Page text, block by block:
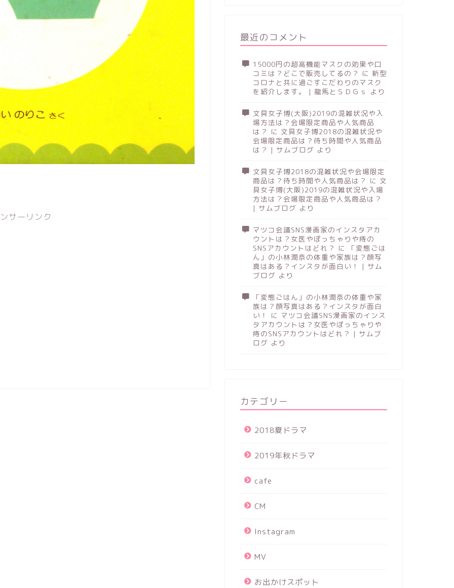
サーリンク
最近のコメント
15000円の超高機能マスクの効果や口
コミは？どこで販売してるの？ に 新型
コロナと共に過ごすこだわりのマスク
を紹介します。 | 龍馬とＳＤＧｓ
より
文具女子博(大阪)2019の混雑状況や入
場方法は？会場限定商品や人気商品
は？ に 文具女子博2018の混雑状況や
会場限定商品は？待ち時間や人気商品
は？ | サムブログ より
文具女子博2018の混雑状況や会場限定
商品は？待ち時間や人気商品は？ に 文
具女子博(大阪)2019の混雑状況や入場
方法は？会場限定商品や人気商品は？
| サムブログ より
マツコ会議SNS漫画家のインスタアカ
ウントは？女医やぽっちゃりや痔の
SNSアカウントはどれ？ に
「変態ごは
ん」の小林潤奈の体重や家族は？顔写
真はある？インスタが面白い！ | サム
ブログ より
「変態ごはん」の小林潤奈の体重や家
族は？顔写真はある？インスタが面白
い！
に マツコ会議SNS漫画家のインス
タアカウントは？女医やぽっちゃりや
痔のSNSアカウントはどれ？ | サムブ
ログ より
カテゴリー
2018夏ドラマ
2019年秋ドラマ
cafe
CM
Instagram
MV
お出かけスポット